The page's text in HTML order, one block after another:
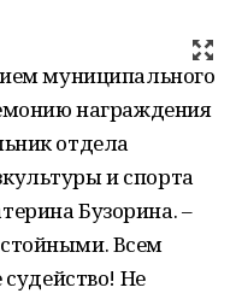
муниципального
награждения
отдела
и спорта
Бузорина. –
Всем
судейство! Не